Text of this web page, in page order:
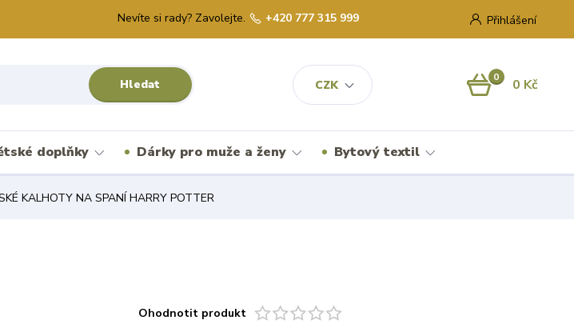
CZK
Přihlášení
Hledat
Nevíte si rady? Zavolejte. +420 777 315 999
0 0 Kč
doplňky Dárky pro muže a ženy Bytový textil
KALHOTY NA SPANÍ HARRY POTTER
Ohodnotit produkt